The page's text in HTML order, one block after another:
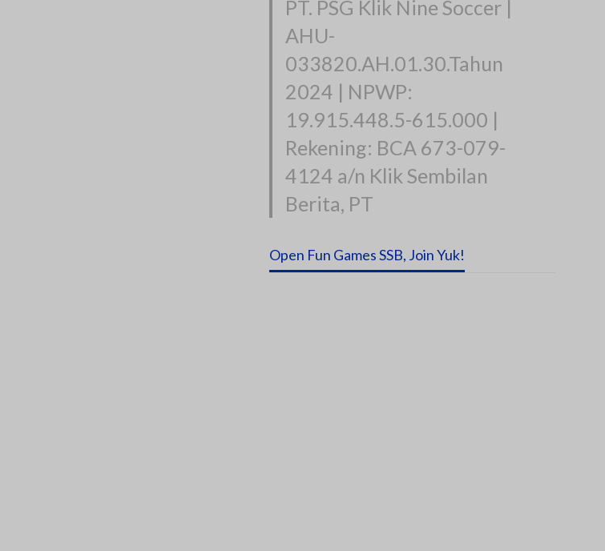
PT. PSG Klik Nine Soccer |
AHU-
033820.AH.01.30.Tahun
2024 | NPWP:
19.915.448.5-615.000 |
Rekening: BCA 673-079-
4124 a/n Klik Sembilan
Berita, PT
Open Fun Games SSB, Join Yuk!